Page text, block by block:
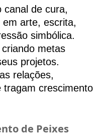
canal de cura,
arte, escrita,
simbólica.
metas
projetos.
relações,
tragam crescimento
de Peixes